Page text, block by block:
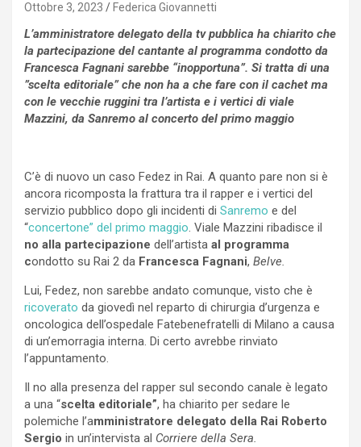
Ottobre 3, 2023 Federica Giovannetti
L’amministratore delegato della tv pubblica ha chiarito che
la partecipazione del cantante al programma condotto da
Francesca Fagnani sarebbe “inopportuna”. Si tratta di una
”scelta editoriale” che non ha a che fare con il cachet ma
con le vecchie ruggini tra l’artista e i vertici di viale
Mazzini, da Sanremo al concerto del primo maggio
C’è di nuovo un caso Fedez in Rai. A quanto pare non si è
ancora ricomposta la frattura tra il rapper e i vertici del
servizio pubblico dopo gli incidenti di Sanremo e del
“concertone” del primo maggio. Viale Mazzini ribadisce il
no alla partecipazione dell’artista al programma
condotto su Rai 2 da Francesca Fagnani, Belve.
Lui, Fedez, non sarebbe andato comunque, visto che è
ricoverato da giovedì nel reparto di chirurgia d’urgenza e
oncologica dell’ospedale Fatebenefratelli di Milano a causa
di un’emorragia interna. Di certo avrebbe rinviato
l’appuntamento.
Il no alla presenza del rapper sul secondo canale è legato
a una “scelta editoriale”, ha chiarito per sedare le
polemiche l’amministratore delegato della Rai Roberto
Sergio in un’intervista al Corriere della Sera.